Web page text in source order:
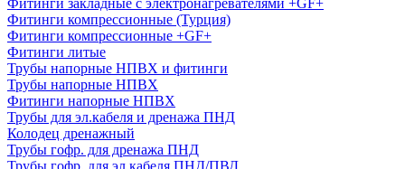
Фитинги компрессионные (Турция)
Фитинги компрессионные +GF+
Фитинги литые
Трубы напорные НПВХ и фитинги
Трубы напорные НПВХ
Фитинги напорные НПВХ
Трубы для эл.кабеля и дренажа ПНД
Колодец дренажный
Трубы гофр. для дренажа ПНД
Трубы гофр. для эл.кабеля ПНД/ПВД